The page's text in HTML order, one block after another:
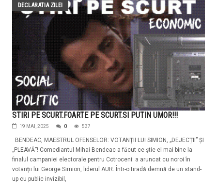
DECLARATIA ZILEI
STIRI PE SCURT.FOARTE PE SCURT.SI PUTIN UMOR!!!
19 MAI, 2025 0 537
BENDEAC, MAESTRUL OFENSELOR: VOTANȚII LUI SIMION, „DEJECȚII” ȘI
„PLEAVĂ”! Comediantul Mihai Bendeac a făcut ce știe el mai bine la
finalul campaniei electorale pentru Cotroceni: a aruncat cu noroi în
votanții lui George Simion, liderul AUR. Într-o tiradă demnă de un stand-
up cu public invizibil,